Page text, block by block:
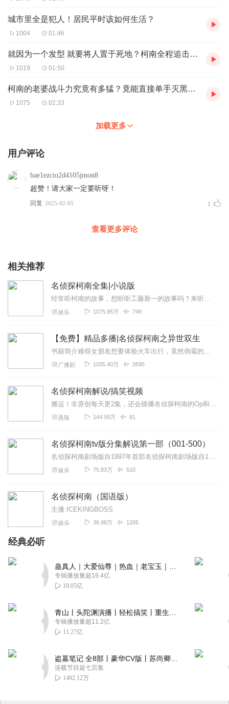
城市里全是犯人！居民平时该如何生活？
1004 01:46
就因为一个发型 就要将人置于死地？柯南全程追击犯人
1019 01:50
柯南的老婆战斗力究竟有多猛？竟能直接单手灭黑帮！
1075 02:33
加载更多
用户评论
bae1ezcio2d4105jmon8
超赞！请大家一定要听呀！
回复 2025-02-05 1
查看更多评论
相关推荐
名侦探柯南全集|小说版
经常听柯南的故事，想听听工藤新一的故事吗？来听所有特别篇，包括：工藤新一的复活——和黑衣组织的对决、给工藤新一的挑战书——怪鸟传说之谜、给工藤新一的挑战书——恋...
娱乐 1075.95万 749
【免费】精品多播|名侦探柯南之异世双生
书籍简介难得女朋友想要体验火车出行，竟然倒霉的碰到了针对火车站的恐怖袭击事件。大哥，我们都跑了就不要再追我了啊，同归于尽的事情真的不是我想做的……我好像中了...
广播剧 1035.40万 3595
名侦探柯南解说/搞笑视频
搬运！非原创每天更2集，还会插播名侦探柯南的Op和BGM等哦
悬疑 144.59万 81
名侦探柯南tv版分集解说第一部（001-500）
名侦探柯南剧场版自1997年首部名侦探柯南剧场版自1997年首部《计时引爆摩天楼》上映以来，已经走过了二十多年的历程，推出了28部作品（截至2025年）。在这漫...
娱乐 75.83万 510
名侦探柯南（国语版）
主播:ICEKINGBOSS
娱乐 36.96万 1205
经典必听
专辑播放量超19.4亿
19.05亿
专辑播放量超11.2亿
11.27亿
连载节目超七百集
1492.12万